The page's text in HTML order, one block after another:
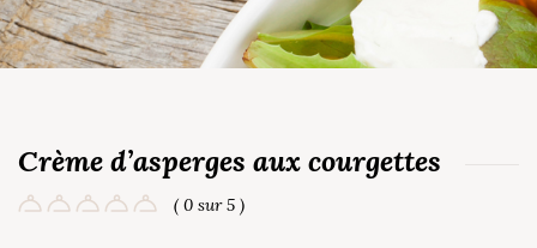
Crème d’asperges aux courgettes
( 0 sur 5 )